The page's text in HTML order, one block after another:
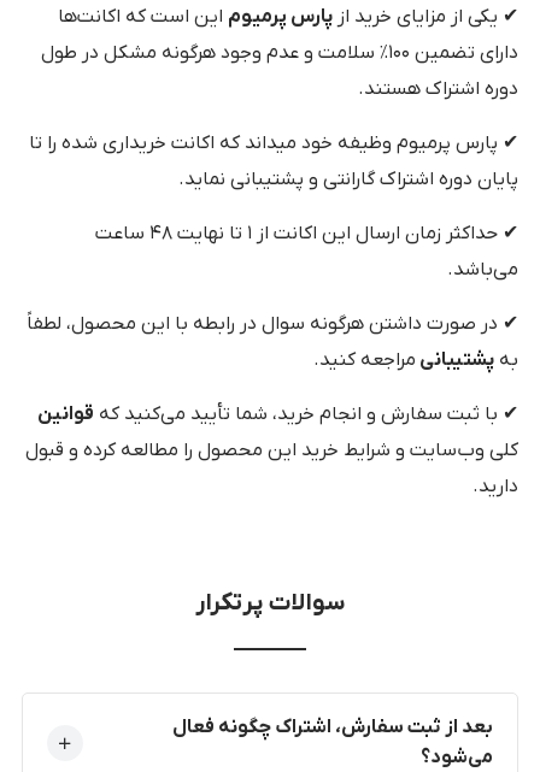
✔ یکی از مزایای خرید از پارس پرمیوم این است که اکانت‌ها
دارای تضمین ۱۰۰٪ سلامت و عدم وجود هرگونه مشکل در طول
دوره اشتراک هستند.
✔ پارس پرمیوم وظیفه خود میداند که اکانت خریداری شده را تا
پایان دوره اشتراک گارانتی و پشتیبانی نماید.
✔ حداکثر زمان ارسال این اکانت از ۱ تا نهایت ۴۸ ساعت
می‌باشد.
✔ در صورت داشتن هرگونه سوال در رابطه با این محصول، لطفاً
به پشتیبانی مراجعه کنید.
✔ با ثبت سفارش و انجام خرید، شما تأیید می‌کنید که قوانین
کلی وب‌سایت و شرایط خرید این محصول را مطالعه کرده و قبول
دارید.
سوالات پرتکرار
بعد از ثبت سفارش، اشتراک چگونه فعال
می‌شود؟